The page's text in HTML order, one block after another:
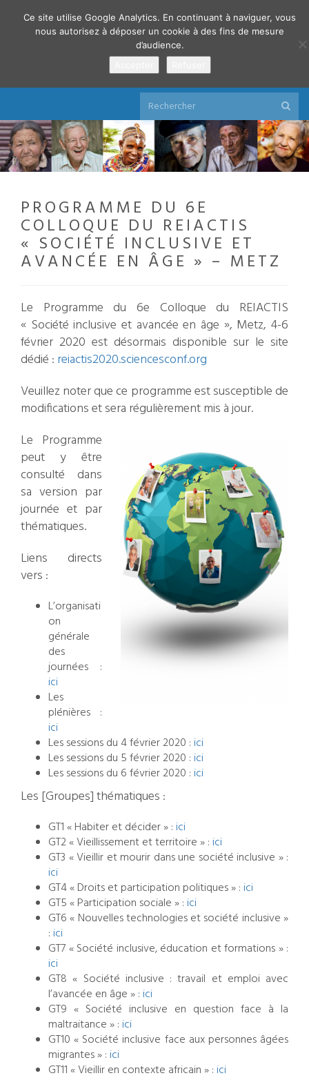
PROGRAMME DU 6E
COLLOQUE DU REIACTIS
« SOCIÉTÉ INCLUSIVE ET
AVANCÉE EN ÂGE » – METZ
Le Programme du 6e Colloque du REIACTIS
« Société inclusive et avancée en âge », Metz, 4-6
février 2020 est désormais disponible sur le site
dédié : reiactis2020.sciencesconf.org
Veuillez noter que ce programme est susceptible de
modifications et sera régulièrement mis à jour.
Le Programme
peut y être
consulté dans
sa version par
journée et par
thématiques.
Liens directs
vers :
L’organisati
on
générale
des
journées :
ici
Les
plénières :
ici
Les sessions du 4 février 2020 : ici
Les sessions du 5 février 2020 : ici
Les sessions du 6 février 2020 : ici
Les [Groupes] thématiques :
GT1 « Habiter et décider » : ici
GT2 « Vieillissement et territoire » : ici
GT3 « Vieillir et mourir dans une société inclusive » :
ici
GT4 « Droits et participation politiques » : ici
GT5 « Participation sociale » : ici
GT6 « Nouvelles technologies et société inclusive »
: ici
GT7 « Société inclusive, éducation et formations » :
ici
GT8 « Société inclusive : travail et emploi avec
l’avancée en âge » : ici
GT9 « Société inclusive en question face à la
maltraitance » : ici
GT10 « Société inclusive face aux personnes âgées
migrantes » : ici
GT11 « Vieillir en contexte africain » : ici
Ce site utilise Google Analytics. En continuant à naviguer, vous
nous autorisez à déposer un cookie à des fins de mesure
d’audience.